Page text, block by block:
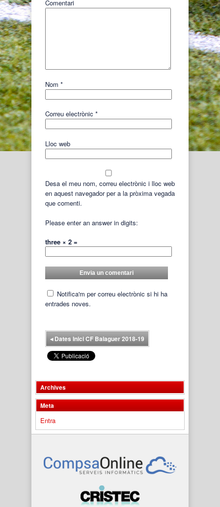
Comentari
Nom *
Correu electrònic *
Lloc web
Desa el meu nom, correu electrònic i lloc web
en aquest navegador per a la pròxima vegada
que comenti.
Please enter an answer in digits:
three × 2 =
Notifica'm per correu electrònic si hi ha
entrades noves.
◂Dates Inici CF Balaguer 2018-19
Archives
Meta
Entra